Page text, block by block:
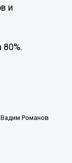
и
Вадим Романов